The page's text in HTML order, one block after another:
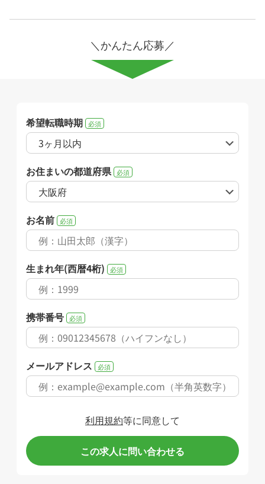
＼かんたん応募／
希望転職時期 必須
お住まいの都道府県 必須
お名前 必須
生まれ年(西暦4桁) 必須
携帯番号 必須
メールアドレス 必須
利用規約等に同意して
この求人に問い合わせる